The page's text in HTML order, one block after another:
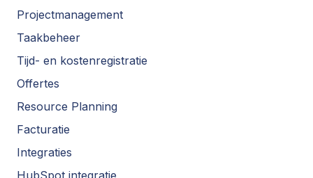
Projectmanagement
Taakbeheer
Tijd- en kostenregistratie
Offertes
Resource Planning
Facturatie
Integraties
HubSpot integratie